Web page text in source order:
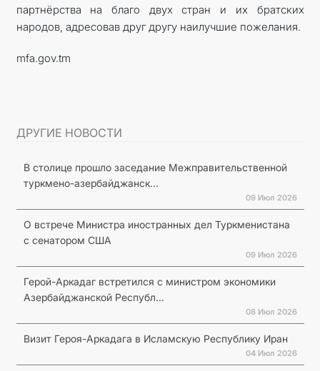
партнёрства на благо двух стран и их братских
народов, адресовав друг другу наилучшие пожелания.
mfa.gov.tm
ДРУГИЕ НОВОСТИ
В столице прошло заседание Межправительственной
туркмено-азербайджанск...
09 Июл 2026
О встрече Министра иностранных дел Туркменистана
с сенатором США
09 Июл 2026
Герой-Аркадаг встретился с министром экономики
Азербайджанской Республ...
08 Июл 2026
Визит Героя-Аркадага в Исламскую Республику Иран
04 Июл 2026